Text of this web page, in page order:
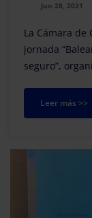
Jun 28, 2021
La Cámara de
jornada
seguro”,
relevant...
Leer más >>